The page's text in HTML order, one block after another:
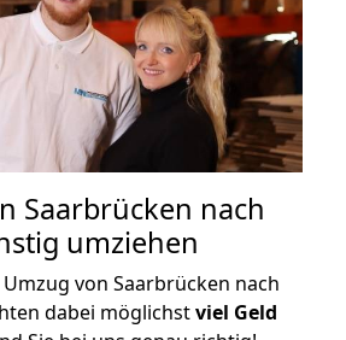
Saarbrücken nach
umziehen
von Saarbrücken nach
dabei möglichstviel Geld